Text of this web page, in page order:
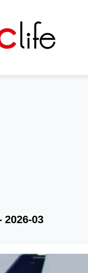
03